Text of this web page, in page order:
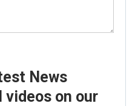
News
videos on our